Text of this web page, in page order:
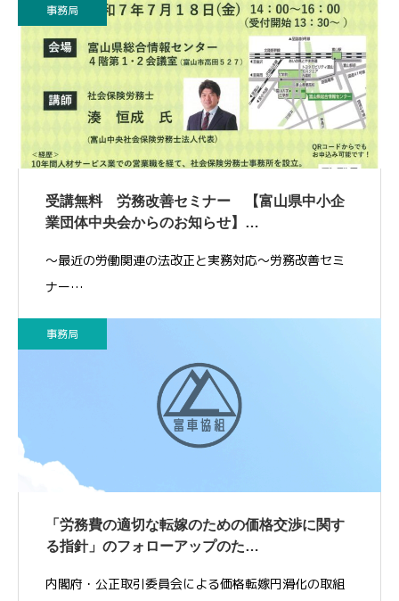
事務局
受講無料 労務改善セミナー 【富山県中小企
業団体中央会からのお知らせ】…
～最近の労働関連の法改正と実務対応～労務改善セミ
ナー…
事務局
「労務費の適切な転嫁のための価格交渉に関す
る指針」のフォローアップのた…
内閣府・公正取引委員会による価格転嫁円滑化の取組